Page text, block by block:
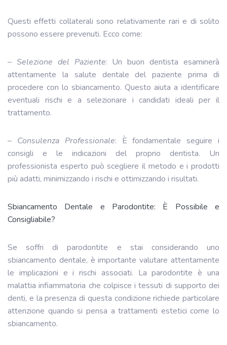
Questi effetti collaterali sono relativamente rari e di solito
possono essere prevenuti. Ecco come:
– Selezione del Paziente: Un buon dentista esaminerà
attentamente la salute dentale del paziente prima di
procedere con lo sbiancamento. Questo aiuta a identificare
eventuali rischi e a selezionare i candidati ideali per il
trattamento.
– Consulenza Professionale: È fondamentale seguire i
consigli e le indicazioni del proprio dentista. Un
professionista esperto può scegliere il metodo e i prodotti
più adatti, minimizzando i rischi e ottimizzando i risultati.
Sbiancamento Dentale e Parodontite: È Possibile e
Consigliabile?
Se soffri di parodontite e stai considerando uno
sbiancamento dentale, è importante valutare attentamente
le implicazioni e i rischi associati. La parodontite è una
malattia infiammatoria che colpisce i tessuti di supporto dei
denti, e la presenza di questa condizione richiede particolare
attenzione quando si pensa a trattamenti estetici come lo
sbiancamento.